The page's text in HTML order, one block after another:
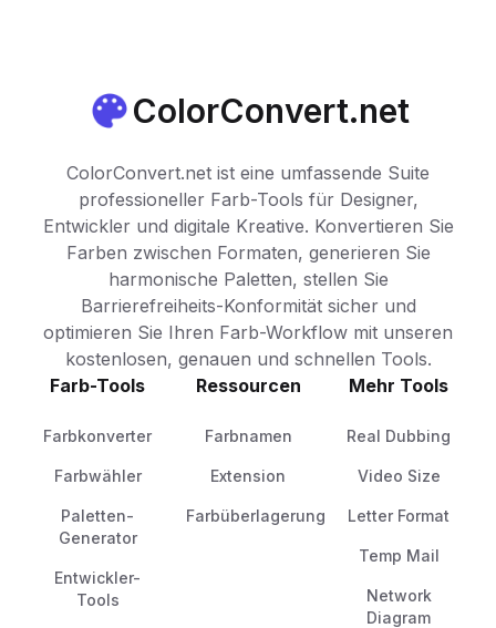
ColorConvert.net
ColorConvert.net ist eine umfassende Suite
professioneller Farb-Tools für Designer,
Entwickler und digitale Kreative. Konvertieren Sie
Farben zwischen Formaten, generieren Sie
harmonische Paletten, stellen Sie
Barrierefreiheits-Konformität sicher und
optimieren Sie Ihren Farb-Workflow mit unseren
kostenlosen, genauen und schnellen Tools.
Farb-Tools
Farbkonverter
Farbwähler
Paletten-
Generator
Entwickler-
Tools
Ressourcen
Farbnamen
Extension
Farbüberlagerung
Mehr Tools
Real Dubbing
Video Size
Letter Format
Temp Mail
Network
Diagram